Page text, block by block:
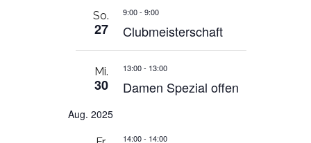
So.
27
9:00- 9:00
Clubmeisterschaft
Mi.
30
13:00- 13:00
Damen Spezial offen
Aug. 2025
14:00- 14:00